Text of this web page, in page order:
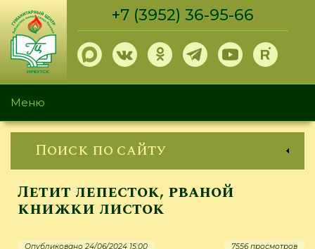
Перейти
основному
содержанию
+7 (3952) 36-95-66
Меню
Поиск по сайту
Летит лепесток, рваной
книжки листок
Опубликовано 24/06/2024 15:00 7556 просмотров